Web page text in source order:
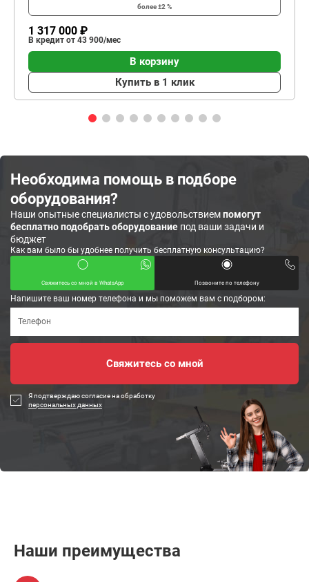
более ±2 %
1 317 000 ₽
В кредит от 43 900/мес
В корзину
Купить в 1 клик
Необходима помощь в подборе
оборудования?
Наши опытные специалисты с удовольствиемпомогут
бесплатно подобрать оборудование под ваши задачи и
бюджет
Как вам было бы удобнее получить бесплатную консультацию?
Свяжитесь со мной в WhatsApp Позвоните по телефону
Напишите ваш номер телефона и мы поможем вам с подбором:
Я подтверждаю согласие на обработку
персональных данных
Наши преимущества